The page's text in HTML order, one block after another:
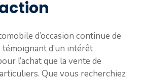
d’occasion continue de
d’un intérêt
l’achat que la vente de
Que vous recherchiez